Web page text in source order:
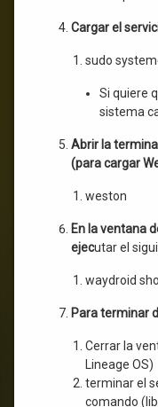
Cargar el
sudo
Si quiere
sistema
Abrir la
(para cargar
weston
En la ventana
ejecutar el
waydroid
Para terminar
Cerrar la
Lineage OS)
terminar el
comando